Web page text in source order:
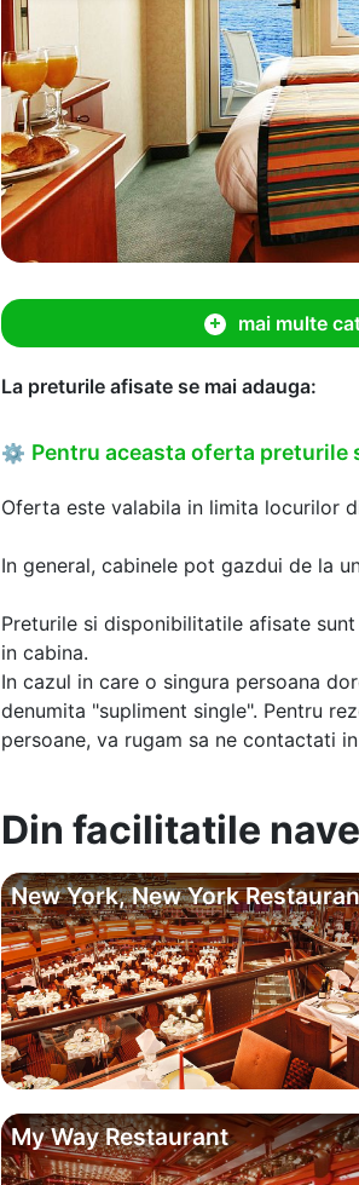
mai multe
La preturile afisate se mai adauga:
⚙ Pentru aceasta oferta preturile
Oferta este valabila in limita locurilor
In general, cabinele pot gazdui de la
Preturile si disponibilitatile afisate
in cabina.
In cazul in care o singura persoana
denumita "supliment single". Pentru
persoane, va rugam sa ne contactati
Din facilitatile
New York, New York
My Way Restaurant